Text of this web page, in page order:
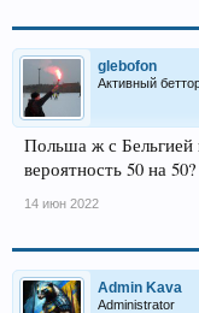
glebofon
Активный
Польша ж с Бельгией
вероятность 50 на
14 июн 2022
Admin Kava
Administrator